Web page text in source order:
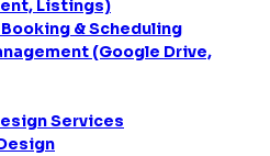
Listings)
& Scheduling
(Google Drive,
Services